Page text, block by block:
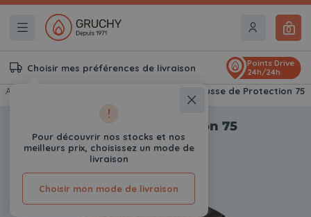
0
Choisir mes préférences de livraison
!
Pour découvrir nos stocks et nos
meilleurs prix, choisissez un mode de
livraison
Choisir mon mode de livraison
Points Drive
24h/24h
Accueil Housse de Protection 75
Housse de Protection 75
0 Avis